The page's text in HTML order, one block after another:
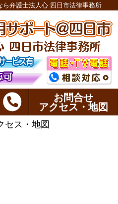
弁護士法人心 四日市法律事務所
お問合せ
アクセス・地図
セス・地図